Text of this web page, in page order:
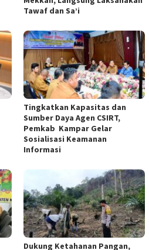
Tawaf dan Sa’i
Tingkatkan Kapasitas dan
Sumber Daya Agen CSIRT,
Pemkab Kampar Gelar
Sosialisasi Keamanan
Informasi
Dukung Ketahanan Pangan,